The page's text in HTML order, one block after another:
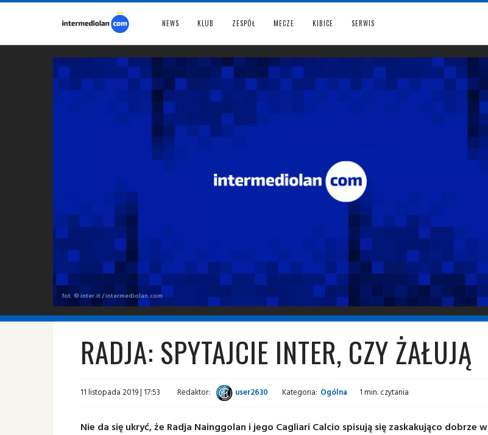
NEWS KLUB ZESPÓŁ MECZE KIBICE SERWIS
fot. © inter.it / intermediolan.com
RADJA: SPYTAJCIE INTER, CZY ŻAŁUJĄ
11 listopada 2019 | 17:53 Redaktor: user2630 Kategoria: Ogólna 1 min. czytania
Nie da się ukryć, że Radja Nainggolan i jego Cagliari Calcio spisują się zaskakująco dobrze w